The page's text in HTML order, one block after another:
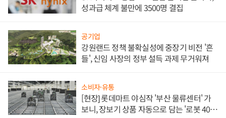
성과급 체계 불만에 3500명 결집
공기업
강원랜드 정책 불확실성에 중장기 비전 '흔
들', 신임 사장의 정부 설득 과제 무거워져
소비자·유통
[현장] 롯데마트 야심작 '부산 물류센터' 가
보니, 장보기 상품 자동으로 담는 '로봇 400